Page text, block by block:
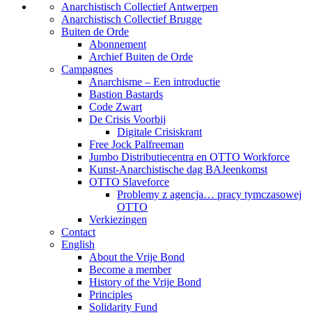
Anarchistisch Collectief Antwerpen
Anarchistisch Collectief Brugge
Buiten de Orde
Abonnement
Archief Buiten de Orde
Campagnes
Anarchisme – Een introductie
Bastion Bastards
Code Zwart
De Crisis Voorbij
Digitale Crisiskrant
Free Jock Palfreeman
Jumbo Distributiecentra en OTTO Workforce
Kunst-Anarchistische dag BAJeenkomst
OTTO Slaveforce
Problemy z agencja… pracy tymczasowej
OTTO
Verkiezingen
Contact
English
About the Vrije Bond
Become a member
History of the Vrije Bond
Principles
Solidarity Fund